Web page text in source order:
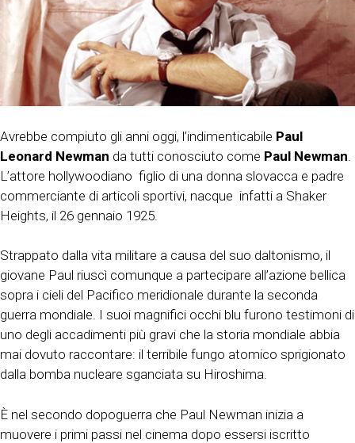
Avrebbe compiuto gli anni oggi, l’indimenticabile Paul
Leonard Newman da tutti conosciuto come Paul Newman
L’attore hollywoodiano figlio di una donna slovacca e padre
commerciante di articoli sportivi, nacque infatti a Shaker
Heights, il 26 gennaio 1925.
Strappato dalla vita militare a causa del suo daltonismo, il
giovane Paul riuscì comunque a partecipare all’azione bellica
sopra i cieli del Pacifico meridionale durante la seconda
guerra mondiale. I suoi magnifici occhi blu furono testimoni di
uno degli accadimenti più gravi che la storia mondiale abbia
mai dovuto raccontare: il terribile fungo atomico sprigionato
dalla bomba nucleare sganciata su Hiroshima.
È nel secondo dopoguerra che Paul Newman inizia a
muovere i primi passi nel cinema dopo essersi iscritto